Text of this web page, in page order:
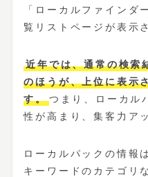
「ローカルファインダ
覧リストページが表示
近年では、通常の検索
のほうが、上位に表示
す。つまり、ローカル
性が高まり、集客力ア
ローカルパックの情報
キーワードのカテゴリ